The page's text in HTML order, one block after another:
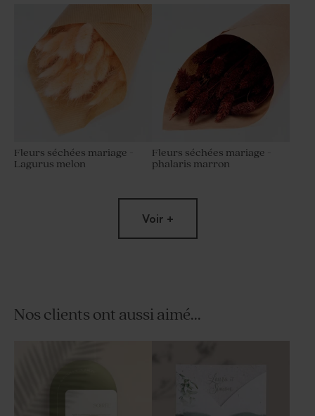
Fleurs séchées mariage -
Lagurus melon
Fleurs séchées mariage -
phalaris marron
Affiche Mariage illustrée
Voir +
Nos clients ont aussi aimé...